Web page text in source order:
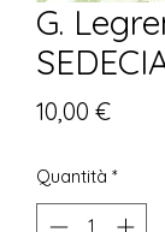
G.
10,00 €
Quantità *